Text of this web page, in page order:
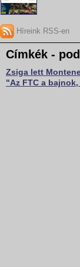
Híreink RSS-en
Címkék -
Zsiga lett
"Az FTC a